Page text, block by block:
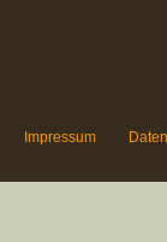
Impressum